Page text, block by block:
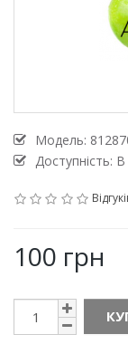
Модель:
Доступність: В
100 грн